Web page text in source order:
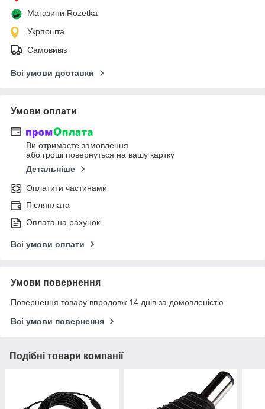
Магазини Rozetka
Укрпошта
Самовивіз
Всі умови доставки
Умови оплати
Ви отримаєте замовлення
або гроші повернуться на вашу картку
Детальніше
Оплатити частинами
Післяплата
Оплата на рахунок
Всі умови оплати
Умови повернення
Повернення товару впродовж 14 днів за домовленістю
Всі умови повернення
Подібні товари компанії